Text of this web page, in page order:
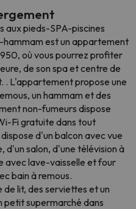
aux pieds-SPA-piscines
est un appartement
où vous pourrez profiter
de son spa et centre de
. L'appartement propose une
un hammam et des
non-fumeurs dispose
Fi gratuite dans tout
d'un balcon avec vue
d'un salon, d'une télévision à
avec lave-vaisselle et four
bain à remous.
lit, des serviettes et un
petit supermarché dans